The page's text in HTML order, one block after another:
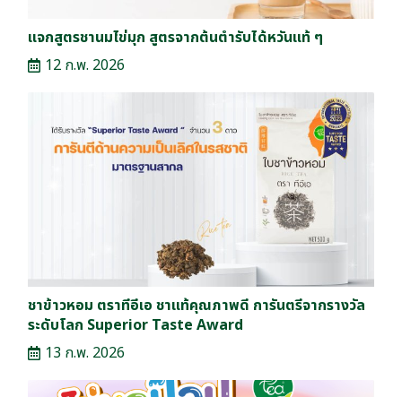
แจกสูตรชานมไข่มุก สูตรจากต้นตำรับได้หวันแท้ ๆ
12 ก.พ. 2026
ชาข้าวหอม ตราทีอีเอ ชาแท้คุณภาพดี การันตรีจากรางวัล
ระดับโลก Superior Taste Award
13 ก.พ. 2026